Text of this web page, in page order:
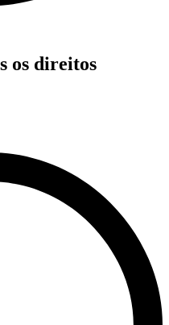
os direitos